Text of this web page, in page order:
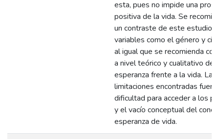
esta, pues no impide una
positiva de la vida. Se
un contraste de este estudio
variables como el género y
al igual que se recomienda
a nivel teórico y cualitativo de
esperanza frente a la vida. Las
limitaciones encontradas
dificultad para acceder a los
y el vacío conceptual del
esperanza de vida.